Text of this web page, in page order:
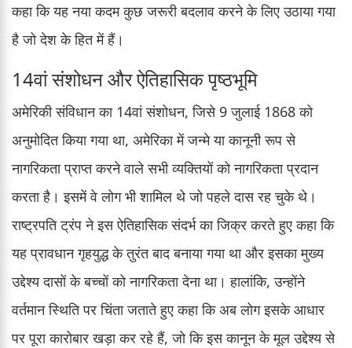
कहा कि यह नया कदम कुछ जरूरी बदलाव करने के लिए उठाया गया
है जो देश के हित में हैं।
14वां संशोधन और ऐतिहासिक पृष्ठभूमि
अमेरिकी संविधान का 14वां संशोधन, जिसे 9 जुलाई 1868 को
अनुमोदित किया गया था, अमेरिका में जन्मे या कानूनी रूप से
नागरिकता प्राप्त करने वाले सभी व्यक्तियों को नागरिकता प्रदान
करता है। इसमें वे लोग भी शामिल थे जो पहले दास रह चुके थे।
राष्ट्रपति ट्रंप ने इस ऐतिहासिक संदर्भ का जिक्र करते हुए कहा कि
यह प्रावधान गृहयुद्ध के तुरंत बाद बनाया गया था और इसका मुख्य
उद्देश्य दासों के बच्चों को नागरिकता देना था। हालांकि, उन्होंने
वर्तमान स्थिति पर चिंता जताते हुए कहा कि अब लोग इसके आधार
पर पूरा कारोबार खड़ा कर रहे हैं, जो कि इस कानून के मूल उद्देश्य से